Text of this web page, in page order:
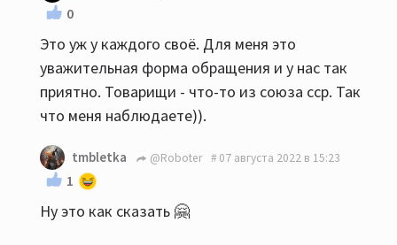
0
Это уж у каждого своё. Для меня это
уважительная форма обращения и у нас так
приятно. Товарищи - что-то из союза сср. Так
что меня наблюдаете)).
tmbletka @Roboter 07 августа 2022 в 15:23
1
Ну это как сказать 🤗